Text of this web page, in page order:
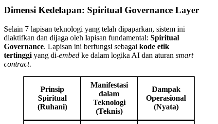
Dimensi Kedelapan: Spiritual Governance Layer
Selain 7 lapisan teknologi yang telah dipaparkan, sistem ini
diaktifkan dan dijaga oleh lapisan fundamental: Spiritual
Governance. Lapisan ini berfungsi sebagai kode etik
tertinggi yang di-embed ke dalam logika AI dan aturan smart
contract.
Prinsip
Spiritual
(Ruhani)
Manifestasi
dalam
Teknologi
(Teknis)
Dampak
Operasional
(Nyata)